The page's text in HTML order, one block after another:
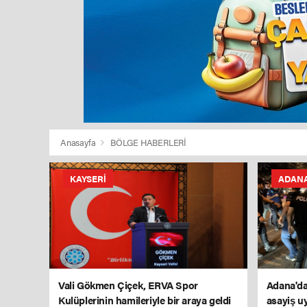
Anasayfa BÖLGE HABERLERİ
KAYSERI
Vali Gökmen Çiçek, ERVA Spor
Kulüplerinin hamileriyle bir araya geldi
asayiş